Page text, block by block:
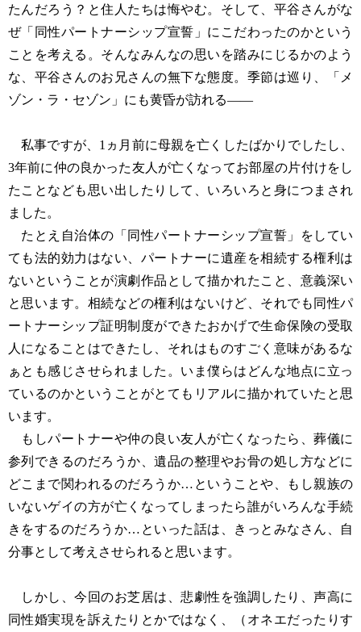
たんだろう？と住人たちは悔やむ。そして、平谷さんがな
ぜ「同性パートナーシップ宣誓」にこだわったのかという
ことを考える。そんなみんなの思いを踏みにじるかのよう
な、平谷さんのお兄さんの無下な態度。季節は巡り、「メ
ゾン・ラ・セゾン」にも黄昏が訪れる――
私事ですが、1ヵ月前に母親を亡くしたばかりでしたし、
3年前に仲の良かった友人が亡くなってお部屋の片付けをし
たことなども思い出したりして、いろいろと身につまされ
ました。
たとえ自治体の「同性パートナーシップ宣誓」をしてい
ても法的効力はない、パートナーに遺産を相続する権利は
ないということが演劇作品として描かれたこと、意義深い
と思います。相続などの権利はないけど、それでも同性パ
ートナーシップ証明制度ができたおかげで生命保険の受取
人になることはできたし、それはものすごく意味があるな
ぁとも感じさせられました。いま僕らはどんな地点に立っ
ているのかということがとてもリアルに描かれていたと思
います。
もしパートナーや仲の良い友人が亡くなったら、葬儀に
参列できるのだろうか、遺品の整理やお骨の処し方などに
どこまで関われるのだろうか…ということや、もし親族の
いないゲイの方が亡くなってしまったら誰がいろんな手続
きをするのだろうか…といった話は、きっとみなさん、自
分事として考えさせられると思います。
しかし、今回のお芝居は、悲劇性を強調したり、声高に
同性婚実現を訴えたりとかではなく、（オネエだったりす